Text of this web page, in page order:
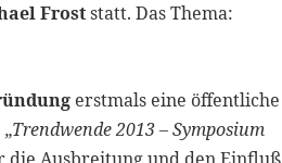
Froststatt. Das Thema:
erstmals eine öffentliche
„Trendwende 2013 – Symposium